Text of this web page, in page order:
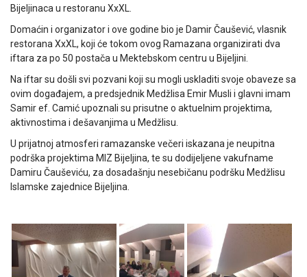
Bijeljinaca u restoranu XxXL.
Domaćin i organizator i ove godine bio je Damir Čaušević, vlasnik
restorana XxXL, koji će tokom ovog Ramazana organizirati dva
iftara za po 50 postača u Mektebskom centru u Bijeljini.
Na iftar su došli svi pozvani koji su mogli uskladiti svoje obaveze sa
ovim događajem, a predsjednik Medžlisa Emir Musli i glavni imam
Samir ef. Camić upoznali su prisutne o aktuelnim projektima,
aktivnostima i dešavanjima u Medžlisu.
U prijatnoj atmosferi ramazanske večeri iskazana je neupitna
podrška projektima MIZ Bijeljina, te su dodijeljene vakufname
Damiru Čauševiću, za dosadašnju nesebičanu podršku Medžlisu
Islamske zajednice Bijeljina.